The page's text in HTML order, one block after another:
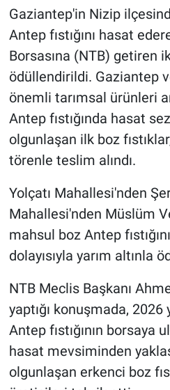
Gaziantep'in Nizip
Antep fıstığını hasat
Borsasına (NTB) getiren
ödüllendirildi. Gaziantep
önemli tarımsal ürünleri
Antep fıstığında hasat
olgunlaşan ilk boz
törenle teslim alındı.
Yolçatı Mahallesi'nden
Mahallesi'nden Müslüm
mahsul boz Antep
dolayısıyla yarım altınla
NTB Meclis Başkanı
yaptığı konuşmada, 2026
Antep fıstığının borsaya
hasat mevsiminden
olgunlaşan erkenci boz